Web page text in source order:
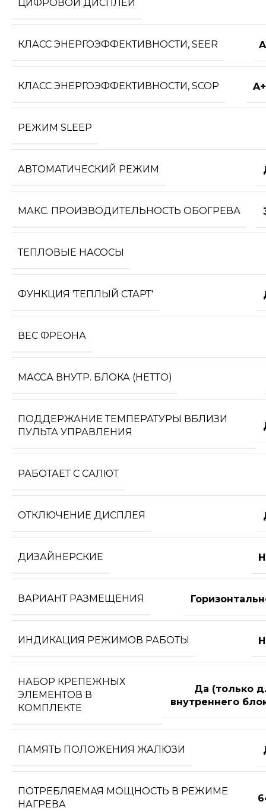
ЦИФРОВОЙ ДИСПЛЕЙ
КЛАСС ЭНЕРГОЭФФЕКТИВНОСТИ, SEER
КЛАСС ЭНЕРГОЭФФЕКТИВНОСТИ, SCOP
РЕЖИМ SLEEP
АВТОМАТИЧЕСКИЙ РЕЖИМ
МАКС. ПРОИЗВОДИТЕЛЬНОСТЬ ОБОГРЕВА
ТЕПЛОВЫЕ НАСОСЫ
ФУНКЦИЯ 'ТЕПЛЫЙ СТАРТ'
ВЕС ФРЕОНА
МАССА ВНУТР. БЛОКА (НЕТТО)
ПОДДЕРЖАНИЕ ТЕМПЕРАТУРЫ ВБЛИЗИ
ПУЛЬТА УПРАВЛЕНИЯ
РАБОТАЕТ С САЛЮТ
ОТКЛЮЧЕНИЕ ДИСПЛЕЯ
ДИЗАЙНЕРСКИЕ
ВАРИАНТ РАЗМЕЩЕНИЯ
ИНДИКАЦИЯ РЕЖИМОВ РАБОТЫ
НАБОР КРЕПЕЖНЫХ
ЭЛЕМЕНТОВ В
КОМПЛЕКТЕ
Да (только
внутреннего
ПАМЯТЬ ПОЛОЖЕНИЯ ЖАЛЮЗИ
ПОТРЕБЛЯЕМАЯ МОЩНОСТЬ В РЕЖИМЕ
НАГРЕВА